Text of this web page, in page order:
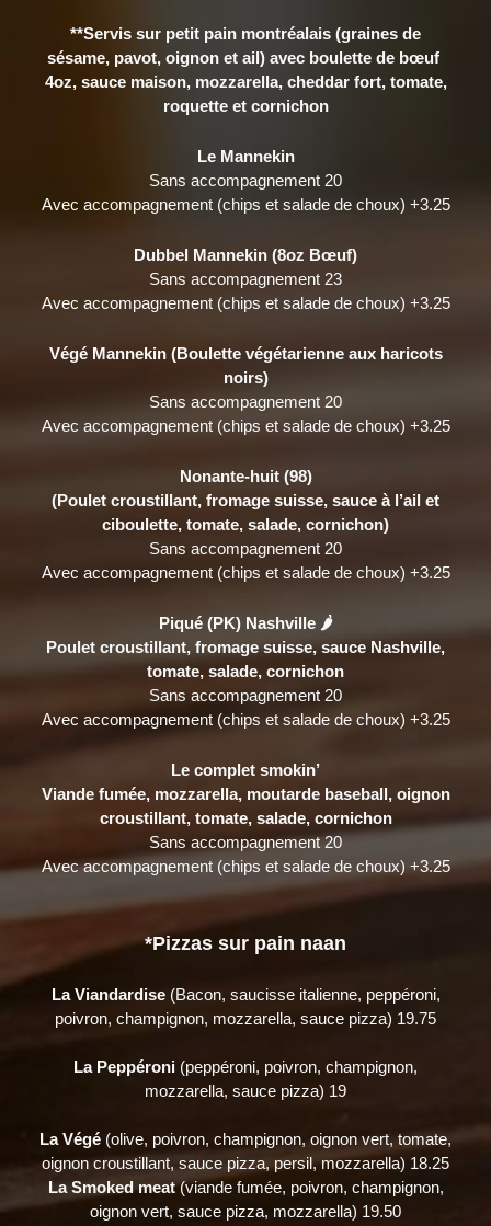
**Servis sur petit pain montréalais (graines de
sésame, pavot, oignon et ail) avec boulette de bœuf
4oz, sauce maison, mozzarella, cheddar fort, tomate,
roquette et cornichon
Le Mannekin
Sans accompagnement 20
Avec accompagnement (chips et salade de choux) +3.25
Dubbel Mannekin (8oz Bœuf)
Sans accompagnement 23
Avec accompagnement (chips et salade de choux) +3.25
Végé Mannekin (Boulette végétarienne aux haricots
noirs)
Sans accompagnement 20
Avec accompagnement (chips et salade de choux) +3.25
Nonante-huit (98)
(Poulet croustillant, fromage suisse, sauce à l’ail et
ciboulette, tomate, salade, cornichon)
Sans accompagnement 20
Avec accompagnement (chips et salade de choux) +3.25
Piqué (PK) Nashville 🌶
Poulet croustillant, fromage suisse, sauce Nashville,
tomate, salade, cornichon
Sans accompagnement 20
Avec accompagnement (chips et salade de choux) +3.25
Le complet smokin’
Viande fumée, mozzarella, moutarde baseball, oignon
croustillant, tomate, salade, cornichon
Sans accompagnement 20
Avec accompagnement (chips et salade de choux) +3.25
*Pizzas sur pain naan
La Viandardise (Bacon, saucisse italienne, peppéroni,
poivron, champignon, mozzarella, sauce pizza) 19.75
La Peppéroni (peppéroni, poivron, champignon,
mozzarella, sauce pizza) 19
La Végé (olive, poivron, champignon, oignon vert, tomate,
oignon croustillant, sauce pizza, persil, mozzarella) 18.25
La Smoked meat(viande fumée, poivron, champignon,
oignon vert, sauce pizza, mozzarella) 19.50